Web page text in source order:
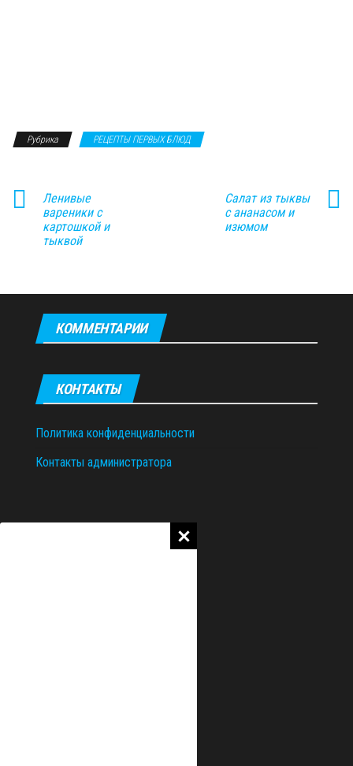
Рубрика РЕЦЕПТЫ ПЕРВЫХ БЛЮД
Ленивые
вареники с
картошкой и
тыквой
Салат из тыквы
с ананасом и
изюмом
КОММЕНТАРИИ
КОНТАКТЫ
Политика конфиденциальности
Контакты администратора